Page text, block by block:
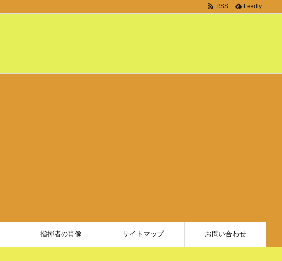
指揮者の肖像 サイトマップ お問い合わせ
RSS Feedly